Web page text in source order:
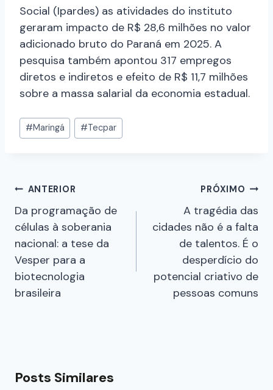
Social (Ipardes) as atividades do instituto
geraram impacto de R$ 28,6 milhões no valor
adicionado bruto do Paraná em 2025. A
pesquisa também apontou 317 empregos
diretos e indiretos e efeito de R$ 11,7 milhões
sobre a massa salarial da economia estadual.
#Maringá #Tecpar
ANTERIOR
Da programação de
células à soberania
nacional: a tese da
Vesper para a
biotecnologia
brasileira
PRÓXIMO
A tragédia das
cidades não é a falta
de talentos. É o
desperdício do
potencial criativo de
pessoas comuns
Posts Similares